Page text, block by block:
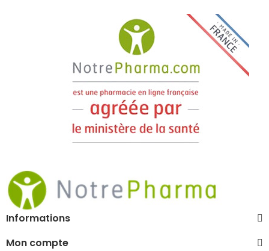
Informations
Mon compte